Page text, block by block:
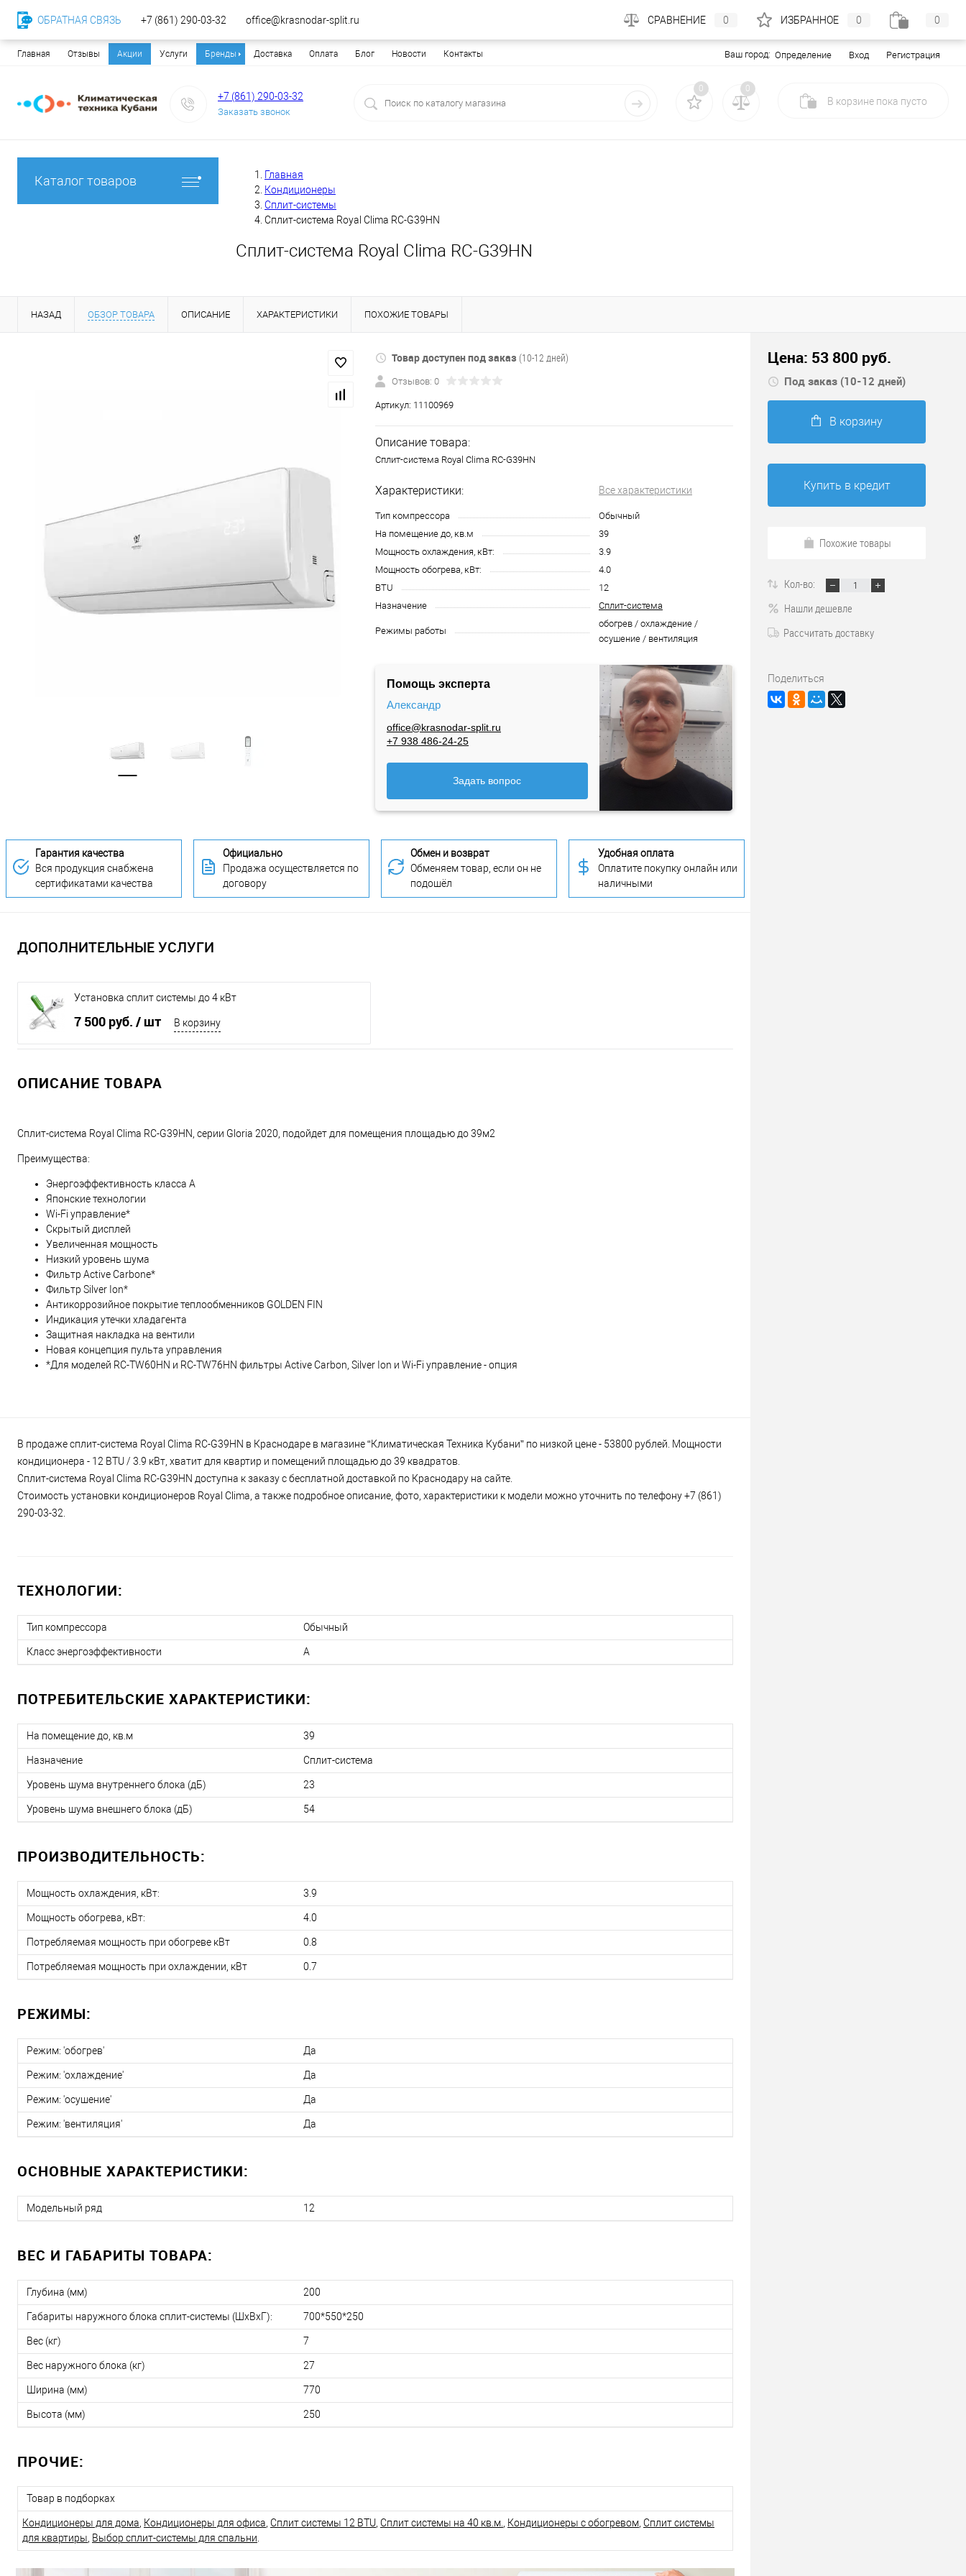
Главная Отзывы Акции Услуги Бренды Доставка Оплата Блог Новости Контакты Ваш город: Определение Вход Регистрация
+7 (861) 290-03-32
Заказать звонок
0 0
В корзине пока пусто
Каталог товаров
Главная
Кондиционеры
Сплит-системы
Сплит-система Royal Clima RC-G39HN
Сплит-система Royal Clima RC-G39HN
НАЗАД ОБЗОР ТОВАРА ОПИСАНИЕ ХАРАКТЕРИСТИКИ ПОХОЖИЕ ТОВАРЫ
Товар доступен под заказ (10-12 дней)
Отзывов: 0
Артикул: 11100969
Описание товара:
Сплит-система Royal Clima RC-G39HN
Характеристики: Все характеристики
Тип компрессора
Обычный
На помещение до, кв.м
39
Мощность охлаждения, кВт:
3.9
Мощность обогрева, кВт:
4.0
BTU
12
Назначение
Сплит-система
Режимы работы
обогрев / охлаждение /
осушение / вентиляция
Помощь эксперта
Александр
office@krasnodar-split.ru
+7 938 486-24-25
Задать вопрос
Гарантия качества
Вся продукция снабжена
сертификатами качества
Официально
Продажа осуществляется по
договору
Обмен и возврат
Обменяем товар, если он не
подошёл
Удобная оплата
Оплатите покупку онлайн или
наличными
ДОПОЛНИТЕЛЬНЫЕ УСЛУГИ
Установка сплит системы до 4 кВт
7 500 руб. / шт В корзину
ОПИСАНИЕ ТОВАРА
Сплит-система Royal Clima RC-G39HN, серии Gloria 2020, подойдет для помещения площадью до 39м2
Преимущества:
Энергоэффективность класса А
Японские технологии
Wi-Fi управление*
Скрытый дисплей
Увеличенная мощность
Низкий уровень шума
Фильтр Active Carbone*
Фильтр Silver Ion*
Антикоррозийное покрытие теплообменников GOLDEN FIN
Индикация утечки хладагента
Защитная накладка на вентили
Новая концепция пульта управления
*Для моделей RC-TW60HN и RC-TW76HN фильтры Active Carbon, Silver Ion и Wi-Fi управление - опция
В продаже сплит-система Royal Clima RC-G39HN в Краснодаре в магазине “Климатическая Техника Кубани” по низкой цене - 53800 рублей. Мощности
кондиционера - 12 BTU / 3.9 кВт, хватит для квартир и помещений площадью до 39 квадратов.
Сплит-система Royal Clima RC-G39HN доступна к заказу с бесплатной доставкой по Краснодару на сайте.
Стоимость установки кондиционеров Royal Clima, а также подробное описание, фото, характеристики к модели можно уточнить по телефону +7 (861)
290-03-32.
ТЕХНОЛОГИИ:
Тип компрессора Обычный
Класс энергоэффективности A
ПОТРЕБИТЕЛЬСКИЕ ХАРАКТЕРИСТИКИ:
На помещение до, кв.м 39
Назначение Сплит-система
Уровень шума внутреннего блока (дБ) 23
Уровень шума внешнего блока (дБ) 54
ПРОИЗВОДИТЕЛЬНОСТЬ:
Мощность охлаждения, кВт: 3.9
Мощность обогрева, кВт: 4.0
Потребляемая мощность при обогреве кВт 0.8
Потребляемая мощность при охлаждении, кВт 0.7
РЕЖИМЫ:
Режим: 'обогрев' Да
Режим: 'охлаждение' Да
Режим: 'осушение' Да
Режим: 'вентиляция' Да
ОСНОВНЫЕ ХАРАКТЕРИСТИКИ:
Модельный ряд 12
ВЕС И ГАБАРИТЫ ТОВАРА:
Глубина (мм) 200
Габариты наружного блока сплит-системы (ШxВxГ): 700*550*250
Вес (кг) 7
Вес наружного блока (кг) 27
Ширина (мм) 770
Высота (мм) 250
ПРОЧИЕ:
Товар в подборках
Кондиционеры для дома, Кондиционеры для офиса, Сплит системы 12 BTU, Сплит системы на 40 кв.м., Кондиционеры с обогревом, Сплит системы
для квартиры, Выбор сплит-системы для спальни.
Цена: 53 800 руб.
Под заказ (10-12 дней)
В корзину
Купить в кредит
Похожие товары
Кол-во:
Нашли дешевле
Рассчитать доставку
Поделиться
ОБРАТНАЯ СВЯЗЬ +7 (861) 290-03-32 office@krasnodar-split.ru СРАВНЕНИЕ 0 ИЗБРАННОЕ 0 0